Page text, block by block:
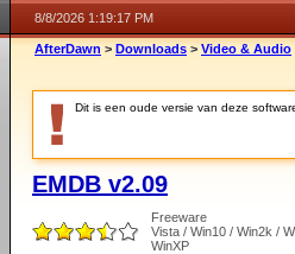
8/8/2026 1:19:17 PM
AfterDawn > Downloads > Video & Audio
Dit is een oude versie van deze
EMDB v2.09
Freeware
Vista / Win10 / Win2k /
WinXP